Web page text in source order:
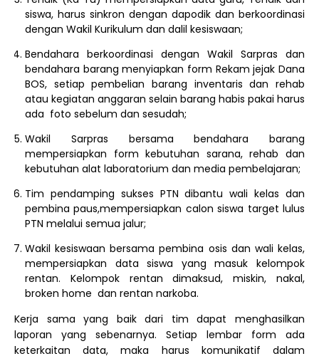
siswa, harus sinkron dengan dapodik dan berkoordinasi
dengan Wakil Kurikulum dan dalil kesiswaan;
Bendahara berkoordinasi dengan Wakil Sarpras dan
bendahara barang menyiapkan form Rekam jejak Dana
BOS, setiap pembelian barang inventaris dan rehab
atau kegiatan anggaran selain barang habis pakai harus
ada foto sebelum dan sesudah;
Wakil Sarpras bersama bendahara barang
mempersiapkan form kebutuhan sarana, rehab dan
kebutuhan alat laboratorium dan media pembelajaran;
Tim pendamping sukses PTN dibantu wali kelas dan
pembina paus,mempersiapkan calon siswa target lulus
PTN melalui semua jalur;
Wakil kesiswaan bersama pembina osis dan wali kelas,
mempersiapkan data siswa yang masuk kelompok
rentan. Kelompok rentan dimaksud, miskin, nakal,
broken home dan rentan narkoba.
Kerja sama yang baik dari tim dapat menghasilkan
laporan yang sebenarnya. Setiap lembar form ada
keterkaitan data, maka harus komunikatif dalam